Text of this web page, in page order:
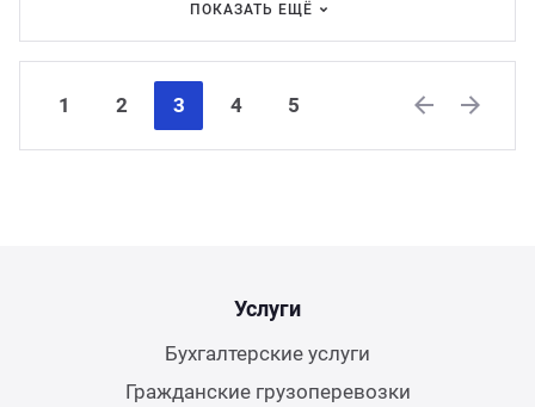
ПОКАЗАТЬ ЕЩЁ
1 2 3 4
5
Услуги
Бухгалтерские услуги
Гражданские грузоперевозки